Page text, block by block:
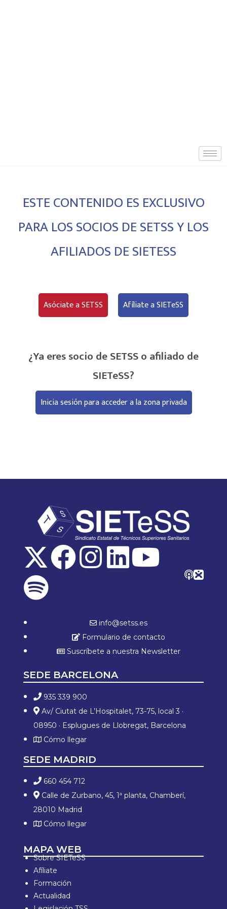
ESTE CONTENIDO ES EXCLUSIVO
PARA LOS SOCIOS DE SETSS Y LOS
AFILIADOS DE SIETESS
Asóciate a SETSS Afíliate a SIETeSS
¿Ya eres socio de SETSS o afiliado de
SIETeSS?
Inicia sesión para acceder a la zona privada
info@setss.es
Formulario de contacto
Suscríbete a nuestra Newsletter
SEDE BARCELONA
935 339 900
Av/ Ciutat de L’Hospitalet, 73-75, local 3 ·
08950 · Esplugues de Llobregat, Barcelona
Cómo llegar
SEDE MADRID
660 454 712
Calle de Zurbano, 45, 1ª planta, Chamberí,
28010 Madrid
Cómo llegar
MAPA WEB
Sobre SIETeSS
Afíliate
Formación
Actualidad